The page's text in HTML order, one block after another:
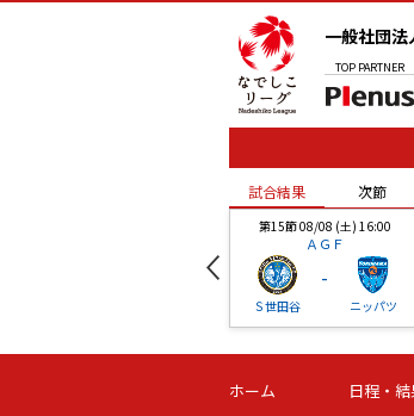
一般社団
TOP PARTNER
試合結果 次節
第15節 08/08 (土) 16:00
ＡＧＦ
Ｓ世田谷
-
ニッパツ
第16節 09/05 (土) 15:00
ニッパツ
試合結果 次節
ホーム 日程・